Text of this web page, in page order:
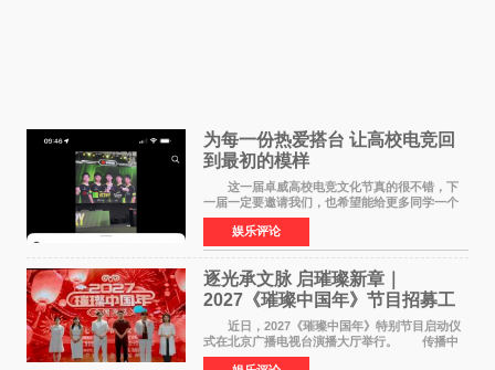
为每一份热爱搭台 让高校电竞回
到最初的模样
这一届卓威高校电竞文化节真的很不错，下
一届一定要邀请我们，也希望能给更多同学一个
来到现场的机会。 2026卓威高校电竞文化节
已经落下帷幕，在活动结束后，仍有不少高校电
竞社负责人和现
娱乐评论
逐光承文脉 启璀璨新章｜
2027《璀璨中国年》节目招募工
作圆满启动
近日，2027《璀璨中国年》特别节目启动仪
式在北京广播电视台演播大厅举行。 传播中
华优秀传统文化，弘扬纯正国风艺术，打造高规